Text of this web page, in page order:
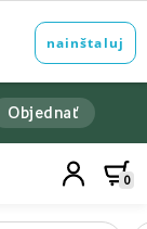
Objednať
0